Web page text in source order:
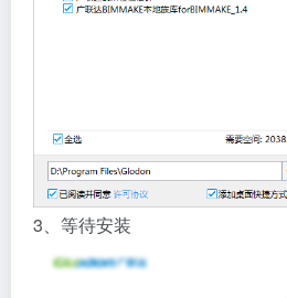
3、等待安装